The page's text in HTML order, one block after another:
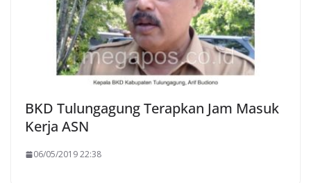
BKD Tulungagung Terapkan Jam Masuk
Kerja ASN
06/05/2019 22:38